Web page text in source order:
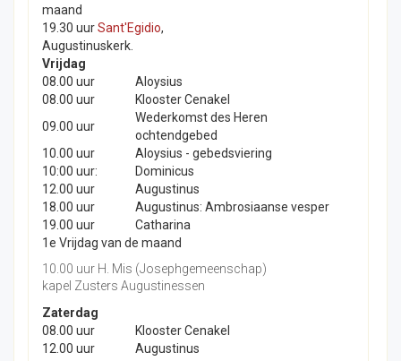
maand
19.30 uurSant'Egidio,
Augustinuskerk.
Vrijdag
08.00 uur
Aloysius
08.00 uur
Klooster Cenakel
09.00 uur
Wederkomst des Heren
ochtendgebed
10.00 uur
Aloysius - gebedsviering
10:00 uur:
Dominicus
12.00 uur
Augustinus
18.00 uur
Augustinus: Ambrosiaanse vesper
19.00 uur
Catharina
1e Vrijdag van de maand
10.00 uur H. Mis (Josephgemeenschap)
kapel Zusters Augustinessen
Zaterdag
08.00 uur
Klooster Cenakel
12.00 uur
Augustinus